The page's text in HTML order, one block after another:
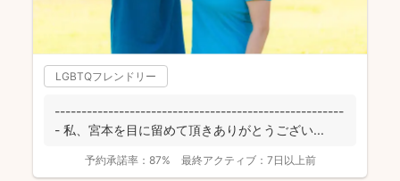
LGBTQフレンドリー
------------------------------------------------------
- 私、宮本を目に留めて頂きありがとうござい...
予約承諾率： 87% 最終アクティブ： 7日以上前